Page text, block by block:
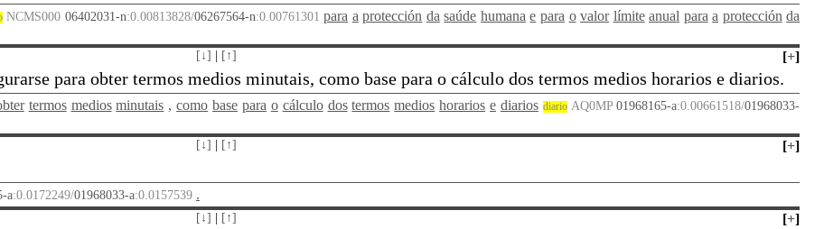
NCMS000 06402031-n:0.00813828/06267564-n:0.00761301para a protección da saúde humana e para o valor límite anual para a protección da
[↓] [↑] [+]
para obter termos medios minutais, como base para o cálculo dos termos medios horarios e diarios.
termos medios minutais , como base para o cálculo dos termos medios horarios e diarios diarioAQ0MP01968165-a:0.00661518/01968033-
[↓] [↑] [+]
a:0.0172249/01968033-a:0.0157539 .
[↓] [↑] [+]